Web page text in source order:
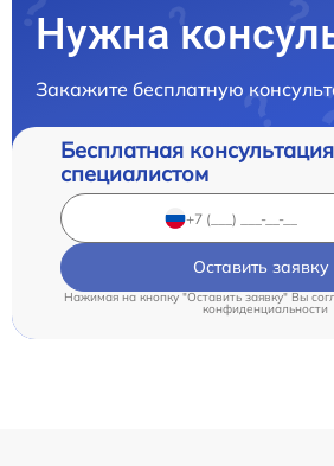
Нужна
Закажите бесплатную
Бесплатная
специалистом
Оставить заявку
Нажимая на кнопку "Оставить заявку" Вы
конфиденциальности